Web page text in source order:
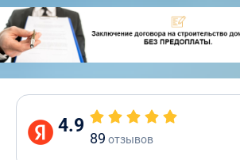
4.9
89 отзывов